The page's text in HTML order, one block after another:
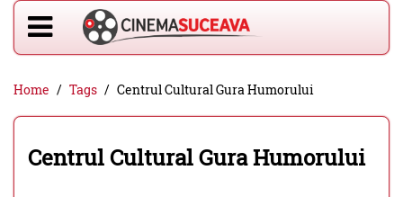
Home Tags Centrul Cultural Gura Humorului
Centrul Cultural Gura Humorului